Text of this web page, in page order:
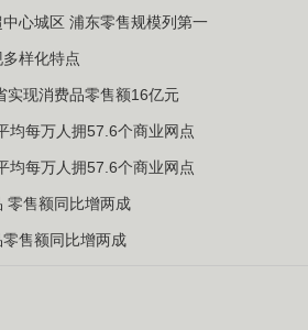
心城区 浦东零售规模列第一
样化特点
实现消费品零售额16亿元
均每万人拥57.6个商业网点
均每万人拥57.6个商业网点
零售额同比增两成
售额同比增两成